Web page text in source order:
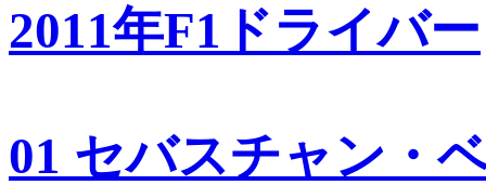
2011年F1ドライバー
01 セバスチャン・